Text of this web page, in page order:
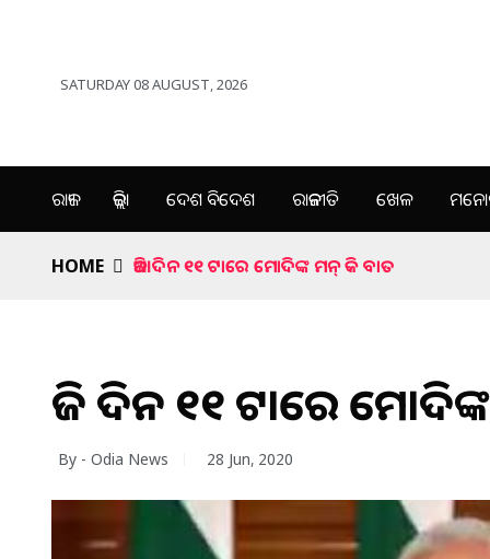
SATURDAY 08 AUGUST, 2026
ରାଜ୍ୟ ଜିଲ୍ଲା ଦେଶ ବିଦେଶ ରାଜନୀତି ଖେଳ
HOME ଆଜି ଦିନ ୧୧ ଟାରେ ମୋଦିଙ୍କ ମନ୍ କି ବାତ
ଆଜି ଦିନ ୧୧ ଟାରେ
By - Odia News 28 Jun, 2020